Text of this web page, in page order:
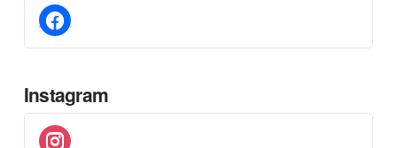
facebook
Instagram
instagram